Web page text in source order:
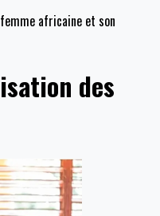
africaine et son
des